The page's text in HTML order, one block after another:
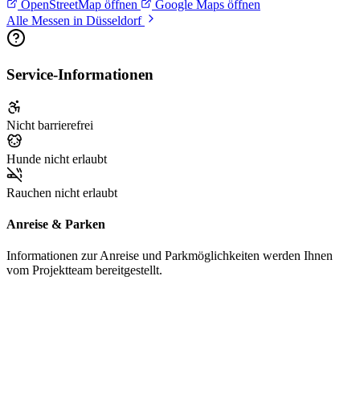
OpenStreetMap öffnen
Google Maps öffnen
Alle Messen in Düsseldorf
Service-Informationen
Nicht barrierefrei
Hunde nicht erlaubt
Rauchen nicht erlaubt
Anreise & Parken
Informationen zur Anreise und Parkmöglichkeiten werden Ihnen
vom Projektteam bereitgestellt.